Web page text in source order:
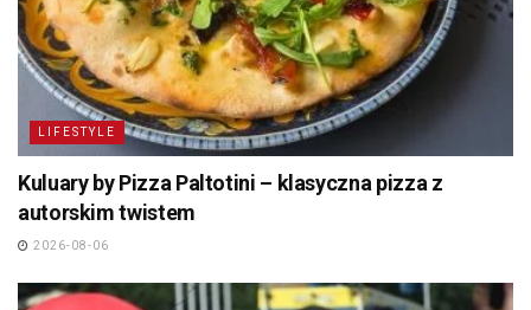
LIFESTYLE
Kuluary by Pizza Paltotini – klasyczna pizza z
autorskim twistem
2026-08-06